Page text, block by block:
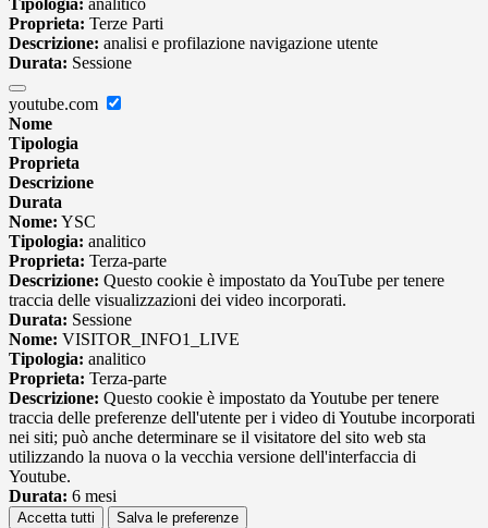
Tipologia: analitico
Proprieta: Terze Parti
Descrizione: analisi e profilazione navigazione utente
Durata: Sessione
youtube.com
Nome
Tipologia
Proprieta
Descrizione
Durata
Nome: YSC
Tipologia: analitico
Proprieta: Terza-parte
Descrizione: Questo cookie è impostato da YouTube per tenere
traccia delle visualizzazioni dei video incorporati.
Durata: Sessione
Nome: VISITOR_INFO1_LIVE
Tipologia: analitico
Proprieta: Terza-parte
Descrizione: Questo cookie è impostato da Youtube per tenere
traccia delle preferenze dell'utente per i video di Youtube incorporati
nei siti; può anche determinare se il visitatore del sito web sta
utilizzando la nuova o la vecchia versione dell'interfaccia di
Youtube.
Durata: 6 mesi
Accetta tutti Salva le preferenze